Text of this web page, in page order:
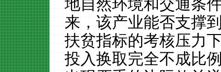
地自然环境和交通条
来，该产业能否支撑
扶贫指标的考核压力
投入换取完全不成比